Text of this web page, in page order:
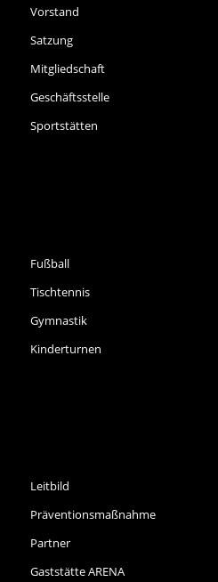
Vorstand
Satzung
Mitgliedschaft
Geschäftsstelle
Sportstätten
Fußball
Tischtennis
Gymnastik
Kinderturnen
Leitbild
Präventionsmaßnahme
Partner
Gaststätte ARENA